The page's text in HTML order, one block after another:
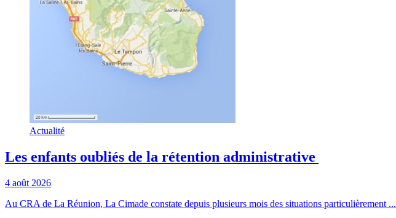
Actualité
Les enfants oubliés de la rétention administrative
4 août 2026
Au CRA de La Réunion, La Cimade constate depuis plusieurs mois des situations particulièrement ...